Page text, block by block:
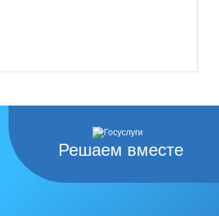
Решаем вместе